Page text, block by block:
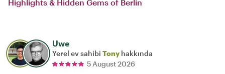
Highlights & Hidden Gems of Berlin
Uwe
Yerel ev sahibi Tony hakkında
5 August 2026